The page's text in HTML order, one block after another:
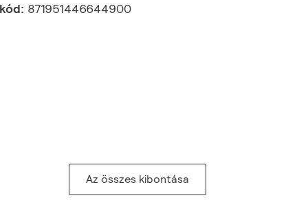
871951446644900
Az összes kibontása